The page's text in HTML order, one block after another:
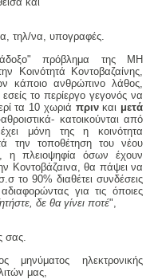
τηλ/να, υπογραφές.
πρόβλημα της ΜΗ
Κοινότητά Κοντοβαζαίνης,
κάποιο ανθρώπινο λάθος,
εσείς το περίεργο γεγονός να
τα 10 χωριά πρινκαι μετά
κατοικούνται από
μόνη της η κοινότητα
την τοποθέτηση του νέου
η πλειοψηφία όσων έχουν
Κοντοβάζαινα, θα πάψει να
το 90% διαθέτει συνδέσεις
για τις όποιες
δε θα γίνει ποτέ",
σας.
ηλεκτρονικής
μας,